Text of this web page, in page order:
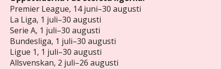
Premier League, 14 juni–30 augusti
La Liga, 1 juli–30 augusti
Serie A, 1 juli–30 augusti
Bundesliga, 1 juli–30 augusti
Ligue 1, 1 juli–30 augusti
Allsvenskan, 2 juli–26 augusti